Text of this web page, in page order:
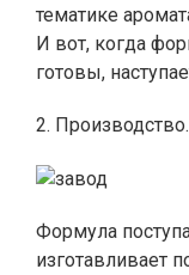
тематике
И вот, когда
готовы,
2. Производство.
Формула
изготавливает